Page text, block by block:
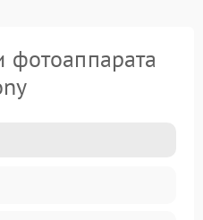
фотоаппарата